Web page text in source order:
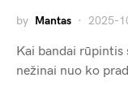
by Mantas 2025-
Kai bandai
nežinai nuo ko